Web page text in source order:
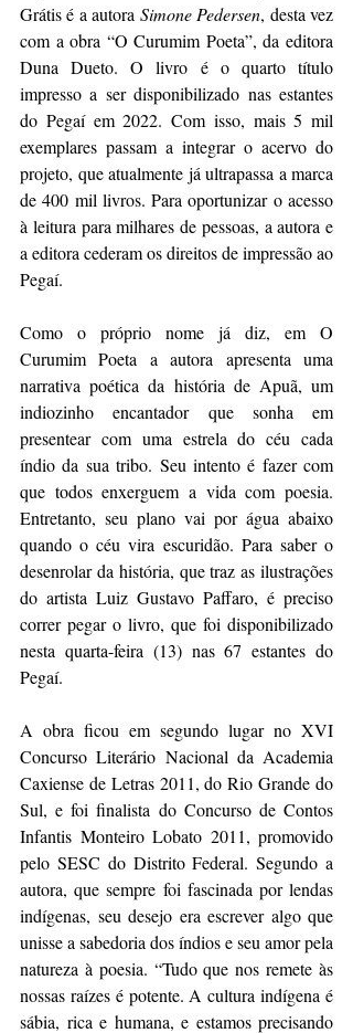
Grátis é a autora Simone Pedersen, desta vez
com a obra “O Curumim Poeta”, da editora
Duna Dueto. O livro é o quarto título
impresso a ser disponibilizado nas estantes
do Pegaí em 2022. Com isso, mais 5 mil
exemplares passam a integrar o acervo do
projeto, que atualmente já ultrapassa a marca
de 400 mil livros. Para oportunizar o acesso
à leitura para milhares de pessoas, a autora e
a editora cederam os direitos de impressão ao
Pegaí.
Como o próprio nome já diz, em O
Curumim Poeta a autora apresenta uma
narrativa poética da história de Apuã, um
indiozinho encantador que sonha em
presentear com uma estrela do céu cada
índio da sua tribo. Seu intento é fazer com
que todos enxerguem a vida com poesia.
Entretanto, seu plano vai por água abaixo
quando o céu vira escuridão. Para saber o
desenrolar da história, que traz as ilustrações
do artista Luiz Gustavo Paffaro, é preciso
correr pegar o livro, que foi disponibilizado
nesta quarta-feira (13) nas 67 estantes do
Pegaí.
A obra ficou em segundo lugar no XVI
Concurso Literário Nacional da Academia
Caxiense de Letras 2011, do Rio Grande do
Sul, e foi finalista do Concurso de Contos
Infantis Monteiro Lobato 2011, promovido
pelo SESC do Distrito Federal. Segundo a
autora, que sempre foi fascinada por lendas
indígenas, seu desejo era escrever algo que
unisse a sabedoria dos índios e seu amor pela
natureza à poesia. “Tudo que nos remete às
nossas raízes é potente. A cultura indígena é
sábia, rica e humana, e estamos precisando